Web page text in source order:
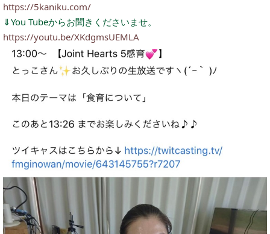
https://5kaniku.com/
⇓You Tubeからお聞きくださいませ。
https://youtu.be/XKdgmsUEMLA